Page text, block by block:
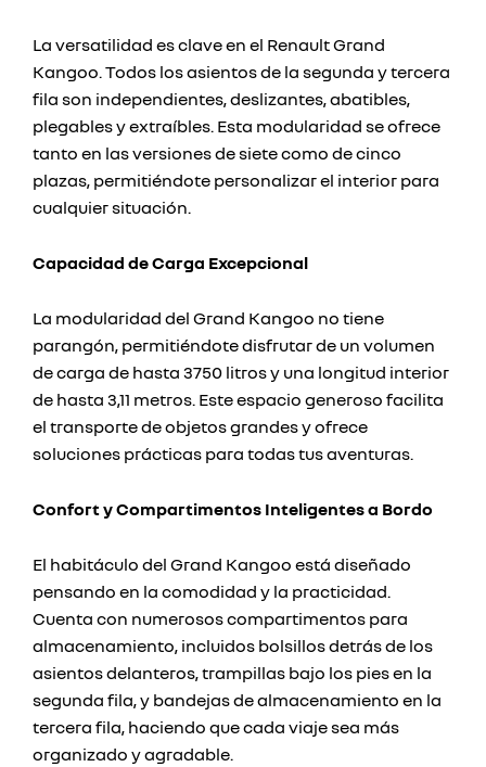
La versatilidad es clave en el Renault Grand
Kangoo. Todos los asientos de la segunda y tercera
fila son independientes, deslizantes, abatibles,
plegables y extraíbles. Esta modularidad se ofrece
tanto en las versiones de siete como de cinco
plazas, permitiéndote personalizar el interior para
cualquier situación.
Capacidad de Carga Excepcional
La modularidad del Grand Kangoo no tiene
parangón, permitiéndote disfrutar de un volumen
de carga de hasta 3750 litros y una longitud interior
de hasta 3,11 metros. Este espacio generoso facilita
el transporte de objetos grandes y ofrece
soluciones prácticas para todas tus aventuras.
Confort y Compartimentos Inteligentes a Bordo
El habitáculo del Grand Kangoo está diseñado
pensando en la comodidad y la practicidad.
Cuenta con numerosos compartimentos para
almacenamiento, incluidos bolsillos detrás de los
asientos delanteros, trampillas bajo los pies en la
segunda fila, y bandejas de almacenamiento en la
tercera fila, haciendo que cada viaje sea más
organizado y agradable.